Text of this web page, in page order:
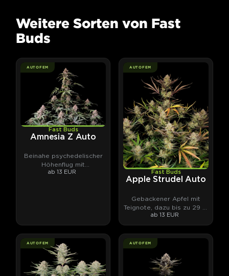
Weitere Sorten von Fast
Buds
AUTOFEM
Fast Buds
Amnesia Z Auto
Beinahe psychedelischer
Höhenflug mit
Fruchtcocktail-Terpenen.
ab 13 EUR
AUTOFEM
Fast Buds
Apple Strudel Auto
Gebackener Apfel mit
Teignote, dazu bis zu 29 %
THC.
ab 13 EUR
AUTOFEM AUTOFEM